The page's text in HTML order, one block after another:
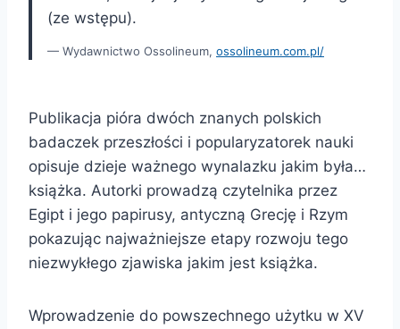
(ze wstępu).
Wydawnictwo Ossolineum, ossolineum.com.pl/
Publikacja pióra dwóch znanych polskich
badaczek przeszłości i popularyzatorek nauki
opisuje dzieje ważnego wynalazku jakim była…
książka. Autorki prowadzą czytelnika przez
Egipt i jego papirusy, antyczną Grecję i Rzym
pokazując najważniejsze etapy rozwoju tego
niezwykłego zjawiska jakim jest książka.
Wprowadzenie do powszechnego użytku w XV